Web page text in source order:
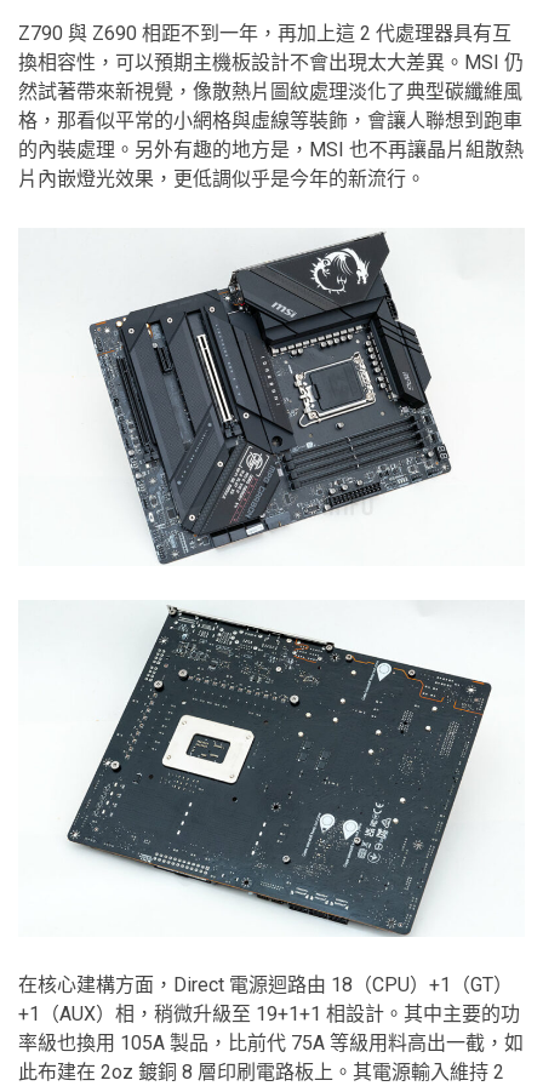
Z790 與 Z690 相距不到一年，再加上這 2 代處理器具有互
換相容性，可以預期主機板設計不會出現太大差異。MSI 仍
然試著帶來新視覺，像散熱片圖紋處理淡化了典型碳纖維風
格，那看似平常的小網格與虛線等裝飾，會讓人聯想到跑車
的內裝處理。另外有趣的地方是，MSI 也不再讓晶片組散熱
片內嵌燈光效果，更低調似乎是今年的新流行。
在核心建構方面，Direct 電源迴路由 18（CPU）+1（GT）
+1（AUX）相，稍微升級至 19+1+1 相設計。其中主要的功
率級也換用 105A 製品，比前代 75A 等級用料高出一截，如
此布建在 2oz 鍍銅 8 層印刷電路板上。其電源輸入維持 2